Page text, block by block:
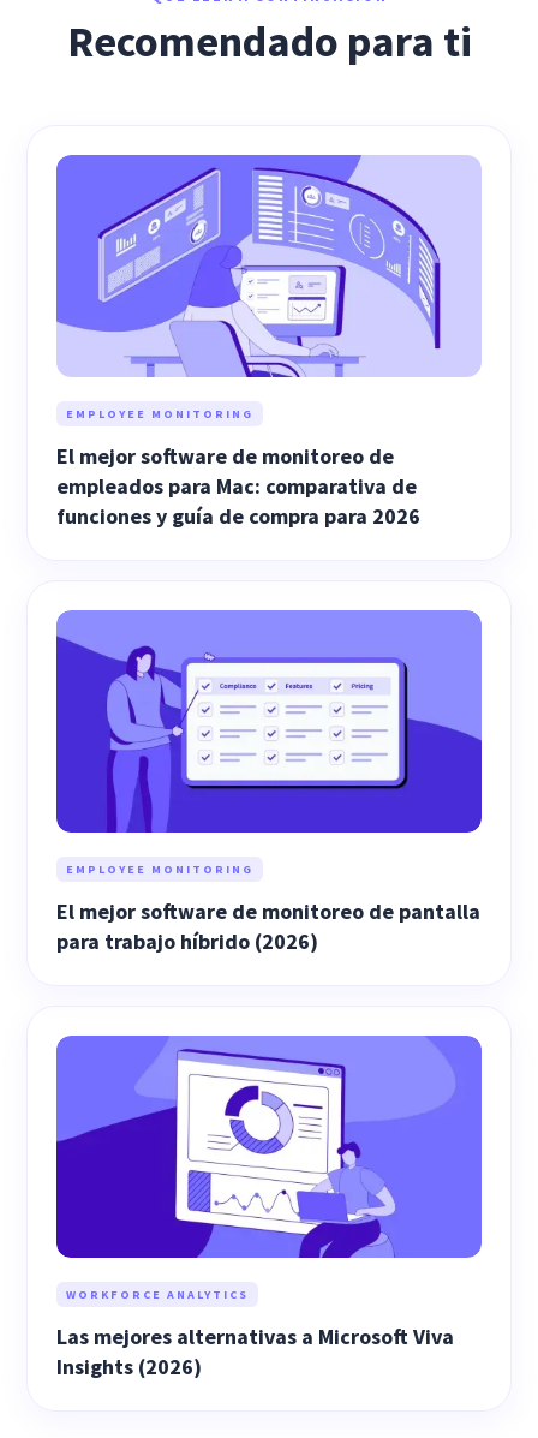
Recomendado para ti
EMPLOYEE MONITORING
El mejor software de monitoreo de
empleados para Mac: comparativa de
funciones y guía de compra para 2026
EMPLOYEE MONITORING
El mejor software de monitoreo de pantalla
para trabajo híbrido (2026)
WORKFORCE ANALYTICS
Las mejores alternativas a Microsoft Viva
Insights (2026)